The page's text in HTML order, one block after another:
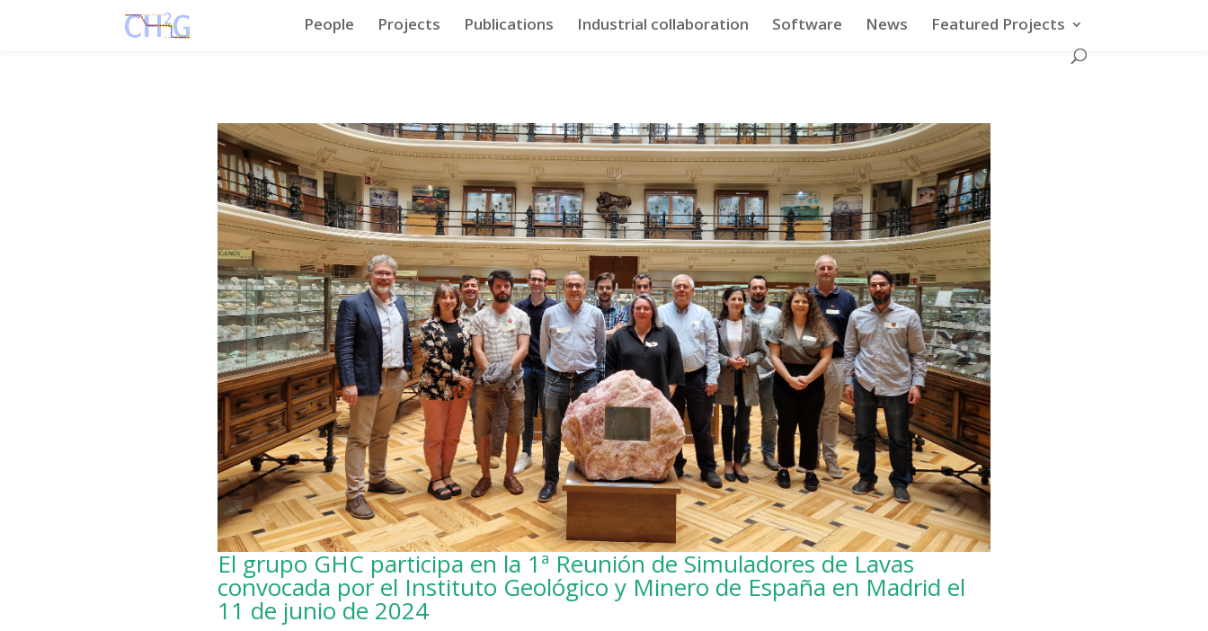
People Projects Publications Industrial collaboration Software News Featured Projects
El grupo GHC participa en la 1ª Reunión de Simuladores de Lavas
convocada por el Instituto Geológico y Minero de España en Madrid el
11 de junio de 2024